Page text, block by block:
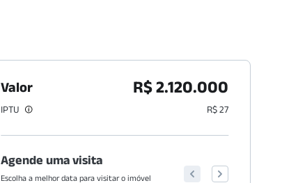
Valor R$ 2.120.000
IPTU R$ 27
Agende uma visita
Escolha a melhor data para visitar o imóvel